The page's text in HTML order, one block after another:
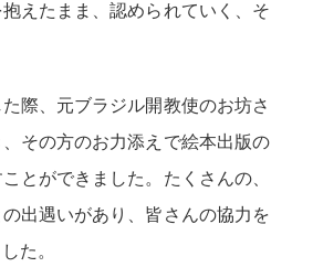
えたまま、認められていく、そ
際、元ブラジル開教使のお坊さ
その方のお力添えで絵本出版の
とができました。たくさんの、
出遇いがあり、皆さんの協力を
た。